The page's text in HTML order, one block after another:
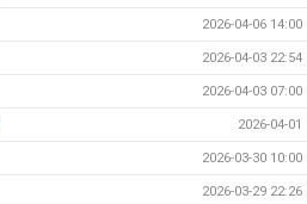
2026-04-06 14:00
2026-04-03 22:54
2026-04-03 07:00
2026-04-01
2026-03-30 10:00
2026-03-29 22:26